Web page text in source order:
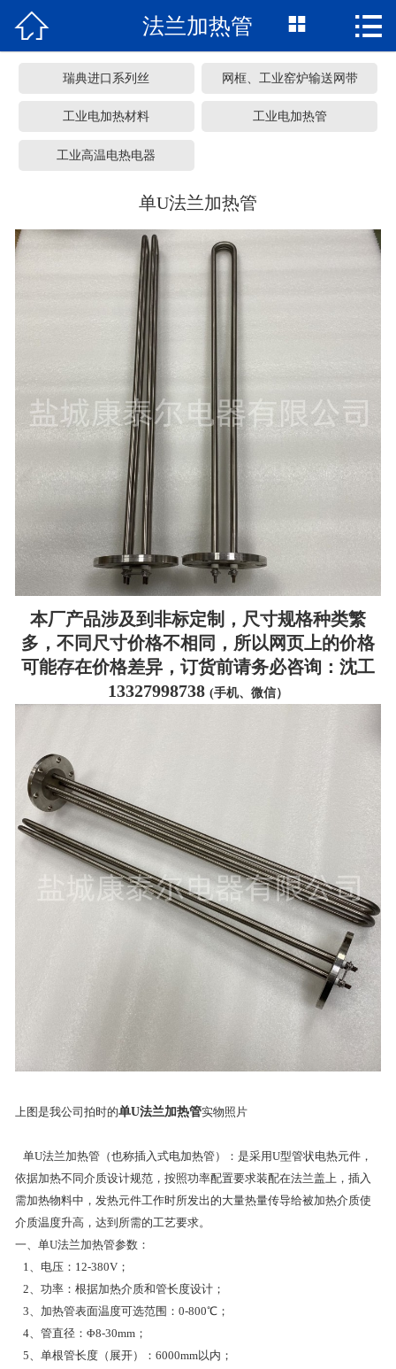
网站首页
产品中心
服务承诺
 法兰加热管  
瑞典进口系列丝 网框、工业窑炉输送网带
工业电加热材料 工业电加热管
工业高温电热电器
单U法兰加热管
本厂产品涉及到非标定制，尺寸规格种类繁
多，不同尺寸价格不相同，所以网页上的价格
可能存在价格差异，订货前请务必咨询：沈工
13327998738 (手机、微信）
上图是我公司拍时的单U法兰加热管实物照片
单U法兰加热管（也称插入式电加热管）：是采用U型管状电热元件，
依据加热不同介质设计规范，按照功率配置要求装配在法兰盖上，插入
需加热物料中，发热元件工作时所发出的大量热量传导给被加热介质使
介质温度升高，达到所需的工艺要求。
一、单U法兰加热管参数：
1、电压：12-380V；
2、功率：根据加热介质和管长度设计；
3、加热管表面温度可选范围：0-800℃；
4、管直径：Φ8-30mm；
5、单根管长度（展开）：6000mm以内；